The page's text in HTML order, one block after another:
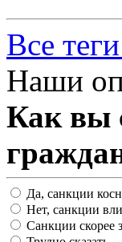
Все
Наши
Как вы
Да, санкции
Нет, санкции
Санкции скорее